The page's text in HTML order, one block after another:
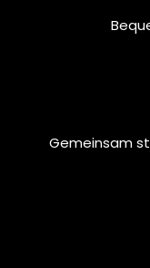
Gemeinsam